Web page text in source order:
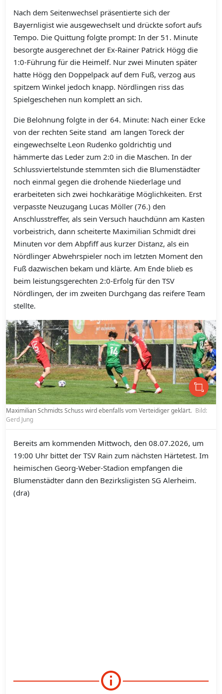
Nach dem Seitenwechsel präsentierte sich der
Bayernligist wie ausgewechselt und drückte sofort aufs
Tempo. Die Quittung folgte prompt: In der 51. Minute
besorgte ausgerechnet der Ex-Rainer Patrick Högg die
1:0-Führung für die Heimelf. Nur zwei Minuten später
hatte Högg den Doppelpack auf dem Fuß, verzog aus
spitzem Winkel jedoch knapp. Nördlingen riss das
Spielgeschehen nun komplett an sich.
Die Belohnung folgte in der 64. Minute: Nach einer Ecke
von der rechten Seite stand am langen Toreck der
eingewechselte Leon Rudenko goldrichtig und
hämmerte das Leder zum 2:0 in die Maschen. In der
Schlussviertelstunde stemmten sich die Blumenstädter
noch einmal gegen die drohende Niederlage und
erarbeiteten sich zwei hochkarätige Möglichkeiten. Erst
verpasste Neuzugang Lucas Möller (76.) den
Anschlusstreffer, als sein Versuch hauchdünn am Kasten
vorbeistrich, dann scheiterte Maximilian Schmidt drei
Minuten vor dem Abpfiff aus kurzer Distanz, als ein
Nördlinger Abwehrspieler noch im letzten Moment den
Fuß dazwischen bekam und klärte. Am Ende blieb es
beim leistungsgerechten 2:0-Erfolg für den TSV
Nördlingen, der im zweiten Durchgang das reifere Team
stellte.
Maximilian Schmidts Schuss wird ebenfalls vom Verteidiger geklärt. Bild:
Gerd Jung
Bereits am kommenden Mittwoch, den 08.07.2026, um
19:00 Uhr bittet der TSV Rain zum nächsten Härtetest. Im
heimischen Georg-Weber-Stadion empfangen die
Blumenstädter dann den Bezirksligisten SG Alerheim.
(dra)